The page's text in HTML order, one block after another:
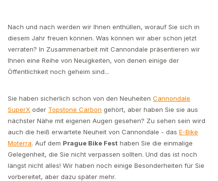
Nach und nach werden wir Ihnen enthüllen, worauf Sie sich in
diesem Jahr freuen können. Was können wir aber schon jetzt
verraten? In Zusammenarbeit mit Cannondale präsentieren wir
Ihnen eine Reihe von Neuigkeiten, von denen einige der
Öffentlichkeit noch geheim sind...
Sie haben sicherlich schon von den Neuheiten Cannondale
SuperX oder Topstone Carbon gehört, aber haben Sie sie aus
nächster Nähe mit eigenen Augen gesehen? Zu sehen sein wird
auch die heiß erwartete Neuheit von Cannondale - das E-Bike
Moterra. Auf dem Prague Bike Fest haben Sie die einmalige
Gelegenheit, die Sie nicht verpassen sollten. Und das ist noch
längst nicht alles! Wir haben noch einige Besonderheiten für Sie
vorbereitet, aber dazu später mehr.